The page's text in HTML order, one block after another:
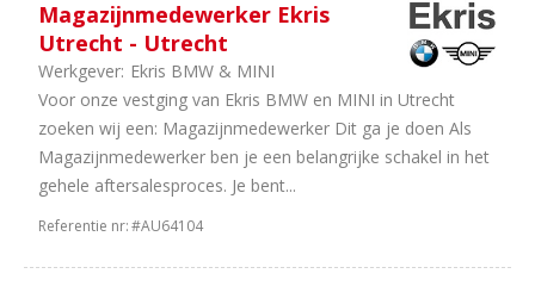
Onderdelen
Trucks
Bus
Banden
en
wielen
Autoverhuur
Magazijnmedewerker Ekris
Utrecht - Utrecht
Werkgever: Ekris BMW & MINI
Voor onze vestging van Ekris BMW en MINI in Utrecht
zoeken wij een: Magazijnmedewerker Dit ga je doen Als
Magazijnmedewerker ben je een belangrijke schakel in het
gehele aftersalesproces. Je bent...
Referentie nr:#AU64104